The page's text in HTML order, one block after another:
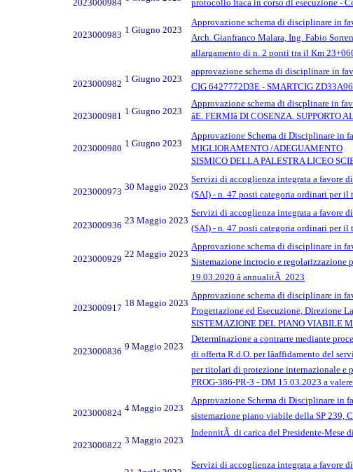
2023000984
protocollo Itaca in corso di esecuzione -
2023000983 1 Giugno 2023
Approvazione schema di disciplinare in
Arch. Gianfranco Malara, Ing. Fabio
allargamento di n. 2 ponti tra il Km
2023000982 1 Giugno 2023
approvazione schema di disciplinare in
CIG 6427772D3E - SMARTCIG
2023000981 1 Giugno 2023
Approvazione schema di discplinare in
âE. FERMIâ DI COSENZA.
2023000980 1 Giugno 2023
Approvazione Schema di Disciplinare in
MIGLIORAMENTO /ADEGUAMENTO
SISMICO DELLA PALESTRA LICEO
2023000973 30 Maggio 2023
Servizi di accoglienza integrata a favore
(SAI) - n. 47 posti categoria ordinari per il
2023000936 23 Maggio 2023
Servizi di accoglienza integrata a favore
(SAI) - n. 47 posti categoria ordinari per il
2023000929 22 Maggio 2023
Approvazione schema di disciplinare in
Sistemazione incrocio e regolarizzazione
19.03.2020 â annualitÃ 2023
2023000917 18 Maggio 2023
Approvazione schema di disciplinare in
Progettazione ed Esecuzione, Direzione
SISTEMAZIONE DEL PIANO VIABILE
2023000836 9 Maggio 2023
Determinazione a contrarre mediante
di offerta R.d.O. per lâaffidamento del
per titolari di protezione internazionale e
PROG-386-PR-3 - DM 15.03.2023 a
2023000824 4 Maggio 2023
Approvazione Schema di Disciplinare in
sistemazione piano viabile della SP 239,
2023000822 3 Maggio 2023
IndennitÃ di carica del Presidente-Mese
Servizi di accoglienza integrata a favore